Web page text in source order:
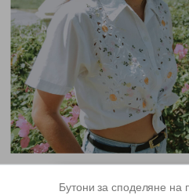
Бутони за споделяне на